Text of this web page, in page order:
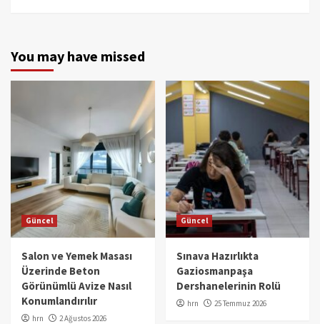
You may have missed
Güncel
Salon ve Yemek Masası
Üzerinde Beton
Görünümlü Avize Nasıl
Konumlandırılır
hrn 2 Ağustos 2026
Güncel
Sınava Hazırlıkta
Gaziosmanpaşa
Dershanelerinin Rolü
hrn 25 Temmuz 2026